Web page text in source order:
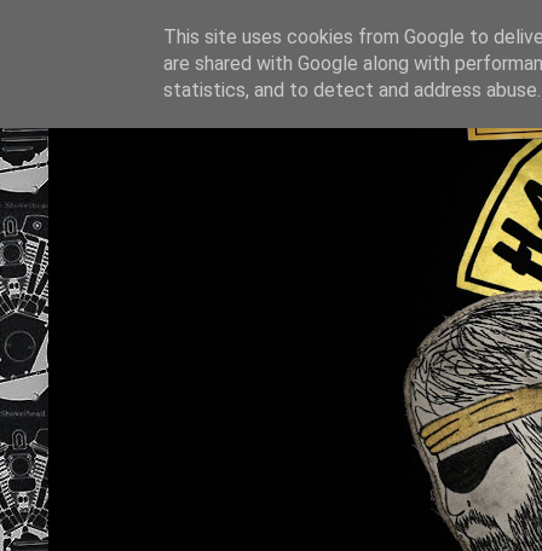
This site uses cookies from Google to
are shared with Google along with
statistics, and to detect and address abuse.